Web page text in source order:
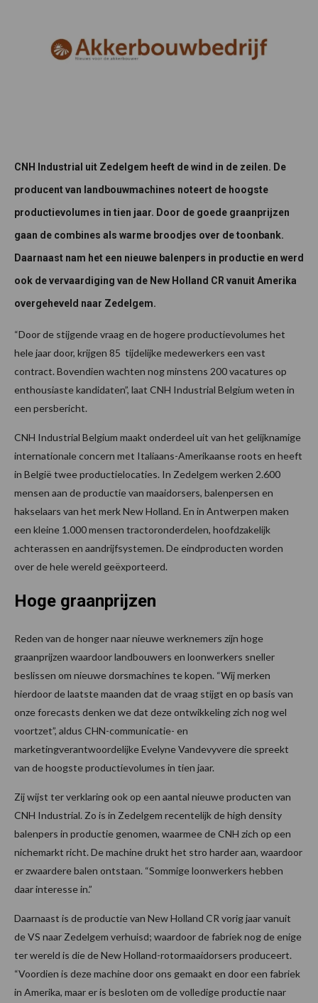
CNH Industrial uit Zedelgem heeft de wind in de zeilen. De
producent van landbouwmachines noteert de hoogste
productievolumes in tien jaar. Door de goede graanprijzen
gaan de combines als warme broodjes over de toonbank.
Daarnaast nam het een nieuwe balenpers in productie en werd
ook de vervaardiging van de New Holland CR vanuit Amerika
overgeheveld naar Zedelgem.
“Door de stijgende vraag en de hogere productievolumes het
hele jaar door, krijgen 85 tijdelijke medewerkers een vast
contract. Bovendien wachten nog minstens 200 vacatures op
enthousiaste kandidaten”, laat CNH Industrial Belgium weten in
een persbericht.
CNH Industrial Belgium maakt onderdeel uit van het gelijknamige
internationale concern met Italiaans-Amerikaanse roots en heeft
in België twee productielocaties. In Zedelgem werken 2.600
mensen aan de productie van maaidorsers, balenpersen en
hakselaars van het merk New Holland. En in Antwerpen maken
een kleine 1.000 mensen tractoronderdelen, hoofdzakelijk
achterassen en aandrijfsystemen. De eindproducten worden
over de hele wereld geëxporteerd.
Hoge graanprijzen
Reden van de honger naar nieuwe werknemers zijn hoge
graanprijzen waardoor landbouwers en loonwerkers sneller
beslissen om nieuwe dorsmachines te kopen. “Wij merken
hierdoor de laatste maanden dat de vraag stijgt en op basis van
onze forecasts denken we dat deze ontwikkeling zich nog wel
voortzet”, aldus CHN-communicatie- en
marketingverantwoordelijke Evelyne Vandevyvere die spreekt
van de hoogste productievolumes in tien jaar.
Zij wijst ter verklaring ook op een aantal nieuwe producten van
CNH Industrial. Zo is in Zedelgem recentelijk de high density
balenpers in productie genomen, waarmee de CNH zich op een
nichemarkt richt. De machine drukt het stro harder aan, waardoor
er zwaardere balen ontstaan. “Sommige loonwerkers hebben
daar interesse in.”
Daarnaast is de productie van New Holland CR vorig jaar vanuit
de VS naar Zedelgem verhuisd; waardoor de fabriek nog de enige
ter wereld is die de New Holland-rotormaaidorsers produceert.
“Voordien is deze machine door ons gemaakt en door een fabriek
in Amerika, maar er is besloten om de volledige productie naar